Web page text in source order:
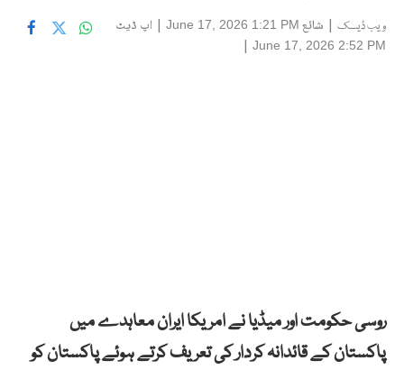
ویب ڈیسک | شائع June 17, 2026 1:21 PM
| اپ ڈیٹ
June 17, 2026 2:52 PM
|
روسی حکومت اور میڈیا نے امریکا ایران معاہدے میں
پاکستان کے قائدانہ کردار کی تعریف کرتے ہوئے پاکستان کو